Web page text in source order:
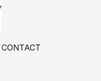
CONTACT